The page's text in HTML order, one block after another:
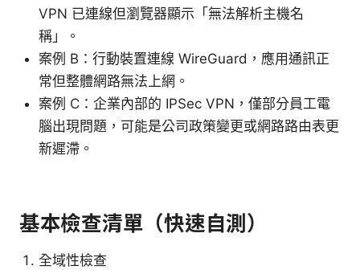
VPN 已連線但瀏覽器顯示「無法解析主機名
稱」。
案例 B：行動裝置連線 WireGuard，應用通訊正
常但整體網路無法上網。
案例 C：企業內部的 IPSec VPN，僅部分員工電
腦出現問題，可能是公司政策變更或網路路由表更
新遲滯。
基本檢查清單（快速自測）
全域性檢查